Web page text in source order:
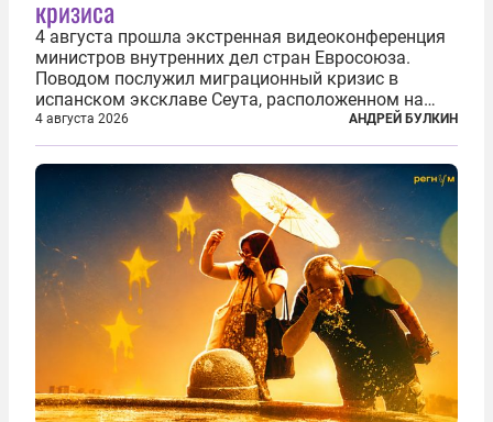
кризиса
4 августа прошла экстренная видеоконференция
министров внутренних дел стран Евросоюза.
Поводом послужил миграционный кризис в
испанском эксклаве Сеута, расположенном на
северном побережье Африки. В конце июля
границу между Марокко и испанской территорией
прорвали до 72 тысяч мигрантов. Подавляющее...
4 августа 2026 АНДРЕЙ БУЛКИН